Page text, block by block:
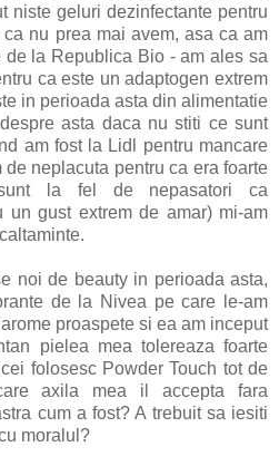
niste geluri dezinfectante pentru
nu prea mai avem, asa ca am
la Republica Bio - am ales sa
ca este un adaptogen extrem
in perioada asta din alimentatie
asta daca nu stiti ce sunt
am fost la Lidl pentru mancare
neplacuta pentru ca era foarte
la fel de nepasatori ca
un gust extrem de amar) mi-am
noi de beauty in perioada asta,
de la Nivea pe care le-am
proaspete si ea am inceput
pielea mea tolereaza foarte
folosesc Powder Touch tot de
axila mea il accepta fara
cum a fost? A trebuit sa iesiti
moralul?